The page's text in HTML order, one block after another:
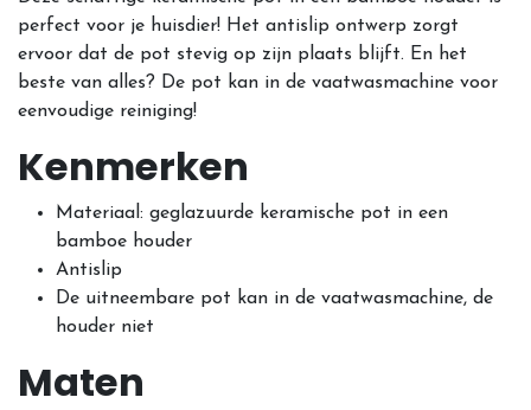
perfect voor je huisdier! Het antislip ontwerp zorgt
ervoor dat de pot stevig op zijn plaats blijft. En het
beste van alles? De pot kan in de vaatwasmachine voor
eenvoudige reiniging!
Kenmerken
Materiaal: geglazuurde keramische pot in een
bamboe houder
Antislip
De uitneembare pot kan in de vaatwasmachine, de
houder niet
Maten